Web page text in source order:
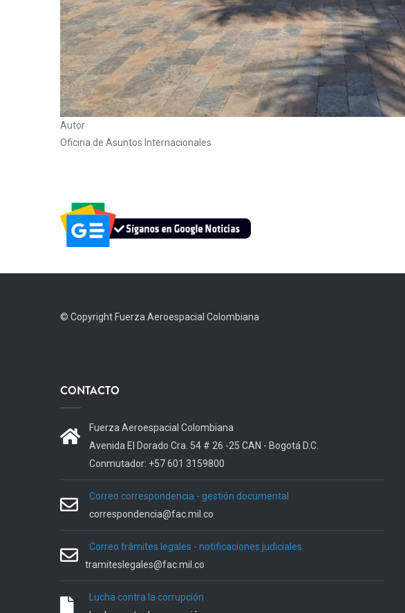
Autor
Oficina de Asuntos Internacionales
© Copyright Fuerza Aeroespacial Colombiana
CONTACTO
Fuerza Aeroespacial Colombiana
Avenida El Dorado Cra. 54 # 26 -25 CAN - Bogotá D.C.
Conmutador: +57 601 3159800
Correo correspondencia - gestión documental
correspondencia@fac.mil.co
Correo trámites legales - notificaciones judiciales
tramiteslegales@fac.mil.co
Lucha contra la corrupción